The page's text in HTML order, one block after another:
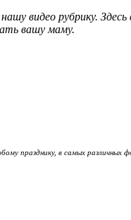
видео рубрику.
вашу маму.
празднику, в самых различных